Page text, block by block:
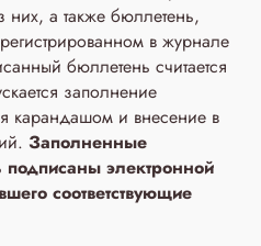
них, а также бюллетень,
в журнале
бюллетень считается
заполнение
карандашом и внесение в
Заполненные
электронной
соответствующие